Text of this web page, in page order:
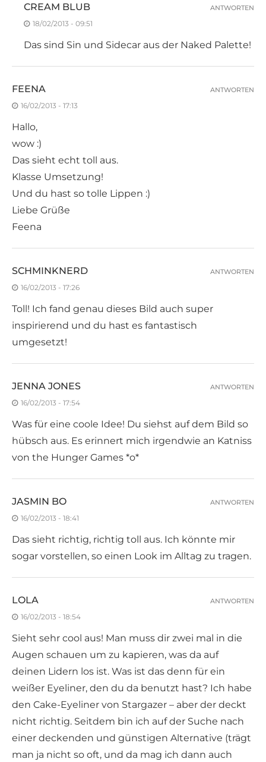
CREAM BLUB
18/02/2013 - 09:51
Das sind Sin und Sidecar aus der Naked Palette!
ANTWORTEN
FEENA
16/02/2013 - 17:13
Hallo,
wow :)
Das sieht echt toll aus.
Klasse Umsetzung!
Und du hast so tolle Lippen :)
Liebe Grüße
Feena
ANTWORTEN
SCHMINKNERD
16/02/2013 - 17:26
Toll! Ich fand genau dieses Bild auch super
inspirierend und du hast es fantastisch
umgesetzt!
ANTWORTEN
JENNA JONES
16/02/2013 - 17:54
Was für eine coole Idee! Du siehst auf dem Bild so
hübsch aus. Es erinnert mich irgendwie an Katniss
von the Hunger Games *o*
ANTWORTEN
JASMIN BO
16/02/2013 - 18:41
Das sieht richtig, richtig toll aus. Ich könnte mir
sogar vorstellen, so einen Look im Alltag zu tragen.
ANTWORTEN
LOLA
16/02/2013 - 18:54
Sieht sehr cool aus! Man muss dir zwei mal in die
Augen schauen um zu kapieren, was da auf
deinen Lidern los ist. Was ist das denn für ein
weißer Eyeliner, den du da benutzt hast? Ich habe
den Cake-Eyeliner von Stargazer – aber der deckt
nicht richtig. Seitdem bin ich auf der Suche nach
einer deckenden und günstigen Alternative (trägt
man ja nicht so oft, und da mag ich dann auch
ANTWORTEN